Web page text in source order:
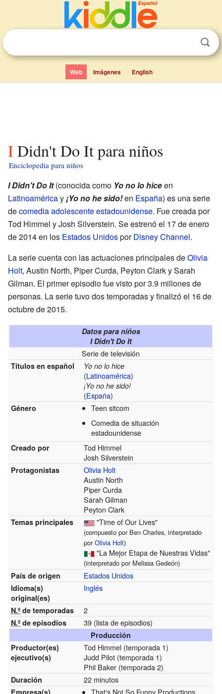
Web Imágenes English
I Didn't Do It para niños
Enciclopedia para niños
I Didn't Do It(conocida como Yo no lo hiceen
Latinoaméricay¡Yo no he sido!en España) es una serie
decomediaadolescenteestadounidense. Fue creada por
Tod Himmel y Josh Silverstein. Se estrenó el 17 de enero
de 2014 en los Estados UnidosporDisney Channel.
La serie cuenta con las actuaciones principales deOlivia
Holt, Austin North, Piper Curda, Peyton Clark y Sarah
Gilman. El primer episodio fue visto por 3.9 millones de
personas. La serie tuvo dos temporadas y finalizó el 16 de
octubre de 2015.
Datos para niños
I Didn't Do It
Serie de televisión
Títulos en español Yo no lo hice
(Latinoamérica)
¡Yo no he sido!
(España)
Género
Teen sitcom
Comedia de situación
estadounidense
Creado por
Tod Himmel
Josh Silverstein
Protagonistas
Olivia Holt
Austin North
Piper Curda
Sarah Gilman
Peyton Clark
Temas principales "Time of Our Lives"
(compuesto por Ben Charles, interpretado
porOlivia Holt)
"La Mejor Etapa de Nuestras Vidas"
(interpretado por Melissa Gedeón)
País de origen Estados Unidos
Idioma(s)
original(es)
Inglés
N.º de temporadas 2
N.º de episodios 39 (lista de episodios)
Producción
Productor(es)
ejecutivo(s)
Tod Himmel (temporada 1)
Judd Pilot (temporada 1)
Phil Baker (temporada 2)
Duración 22 minutos
That's Not So Funny Productions